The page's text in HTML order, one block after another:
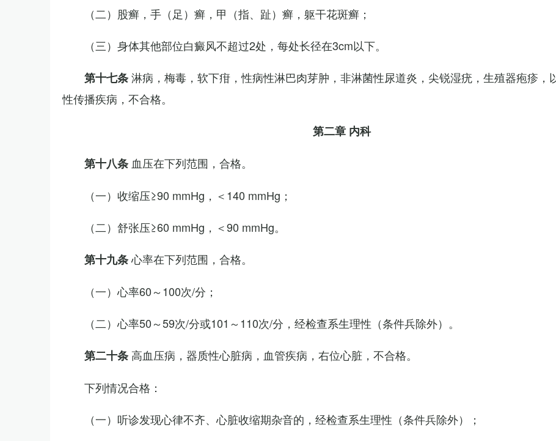
（二）股癣，手（足）癣，甲（指、趾）癣，躯干花斑癣；
（三）身体其他部位白癜风不超过2处，每处长径在3cm以下。
第十七条淋病，梅毒，软下疳，性病性淋巴肉芽肿，非淋菌性尿道炎，尖锐湿疣，生殖器疱疹，
性传播疾病，不合格。
第二章 内科
第十八条 血压在下列范围，合格。
（一）收缩压≥90 mmHg，＜140 mmHg；
（二）舒张压≥60 mmHg，＜90 mmHg。
第十九条心率在下列范围，合格。
（一）心率60～100次/分；
（二）心率50～59次/分或101～110次/分，经检查系生理性（条件兵除外）。
第二十条 高血压病，器质性心脏病，血管疾病，右位心脏，不合格。
下列情况合格：
（一）听诊发现心律不齐、心脏收缩期杂音的，经检查系生理性（条件兵除外）；